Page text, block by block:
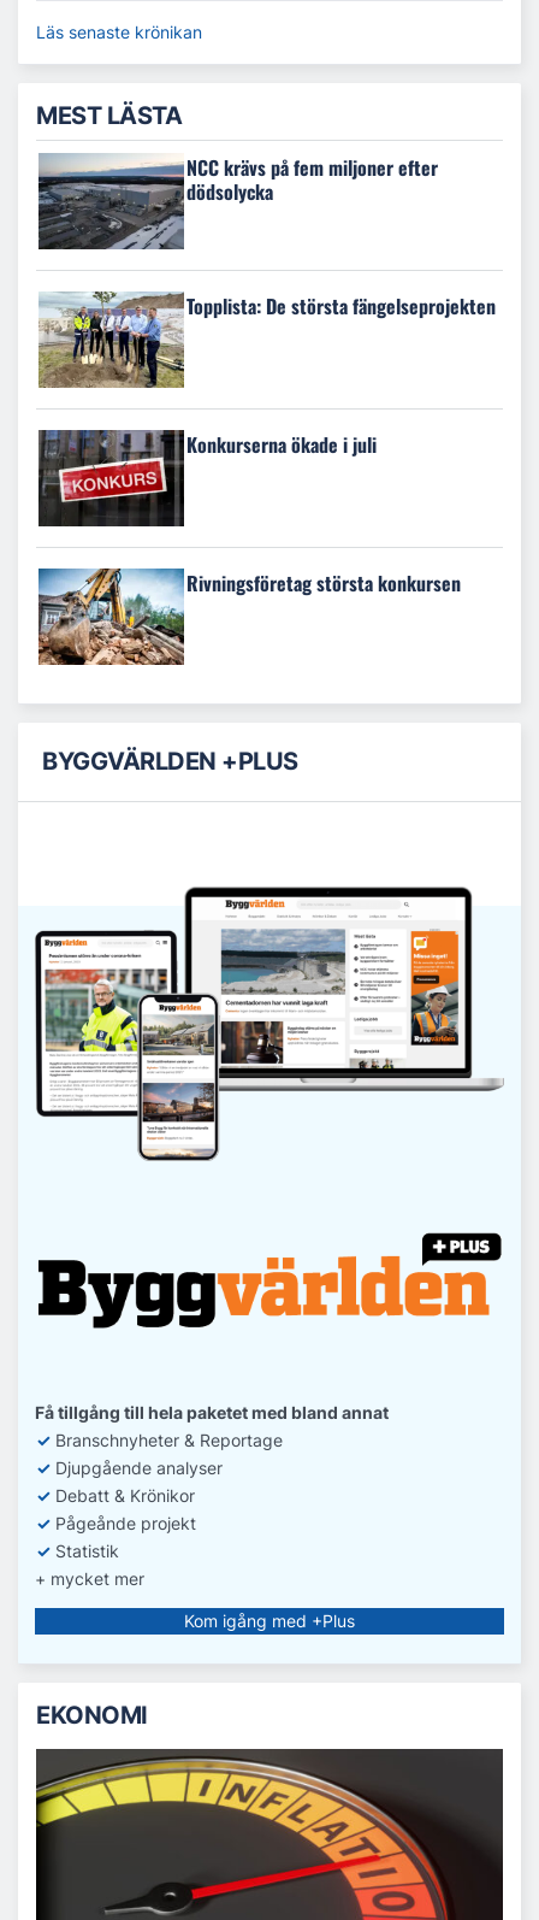
Läs senaste krönikan
MEST LÄSTA
NCC krävs på fem miljoner efter
dödsolycka
Topplista: De största fängelseprojekten
Konkurserna ökade i juli
Rivningsföretag största konkursen
BYGGVÄRLDEN +PLUS
Få tillgång till hela paketet med bland annat
✓ Branschnyheter & Reportage
✓ Djupgående analyser
✓ Debatt & Krönikor
✓ Pågeånde projekt
✓ Statistik
+ mycket mer
Kom igång med +Plus
EKONOMI